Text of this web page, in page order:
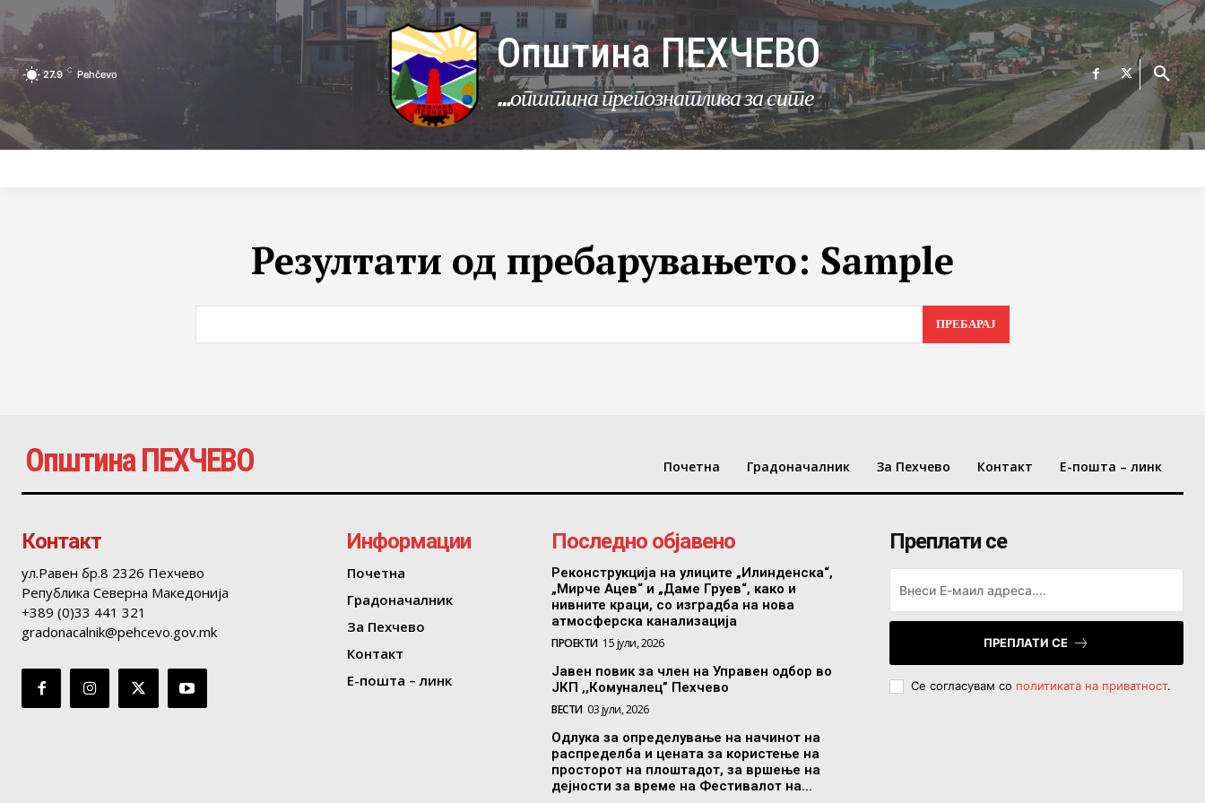
27.9 C Pehčevo Општина ПЕХЧЕВО
...општина препознатлива за сите
Резултати од пребарувањето: Sample
ПРЕБАРАЈ
Општина ПЕХЧЕВО Почетна Градоначалник За Пехчево Контакт Е-пошта – линк
Контакт
ул.Равен бр.8 2326 Пехчево
Република Северна Македонија
+389 (0)33 441 321
gradonacalnik@pehcevo.gov.mk
Информации
Почетна
Градоначалник
За Пехчево
Контакт
Е-пошта – линк
Последно објавено
Реконструкција на улиците „Илинденска“,
„Мирче Ацев“ и „Даме Груев“, како и
нивните краци, со изградба на нова
атмосферска канализација
ПРОЕКТИ 15 јули, 2026
Јавен повик за член на Управен одбор во
ЈКП ,,Комуналец” Пехчево
ВЕСТИ 03 јули, 2026
Одлука за определување на начинот на
распределба и цената за користење на
просторот на плоштадот, за вршење на
дејности за време на Фестивалот на...
Преплати се
ПРЕПЛАТИ СЕ
Се согласувам со политиката на приватност.